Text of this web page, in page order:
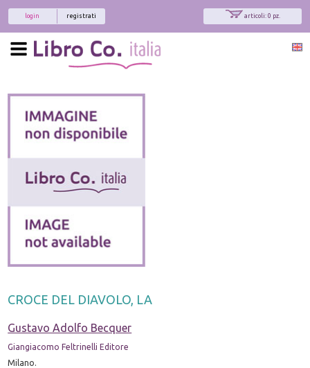
articoli: 0 pz.
registrati
login
CROCE DEL DIAVOLO, LA
Gustavo Adolfo Becquer
Giangiacomo Feltrinelli Editore
Milano.